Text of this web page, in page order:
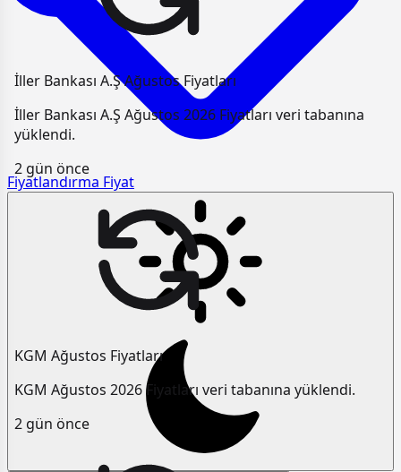
Fiyatlandırma Fiyat
İller Bankası A.Ş Ağustos Fiyatları
İller Bankası A.Ş Ağustos 2026 Fiyatları veri tabanına
yüklendi.
2 gün önce
KGM Ağustos Fiyatları
KGM Ağustos 2026 Fiyatları veri tabanına yüklendi.
2 gün önce